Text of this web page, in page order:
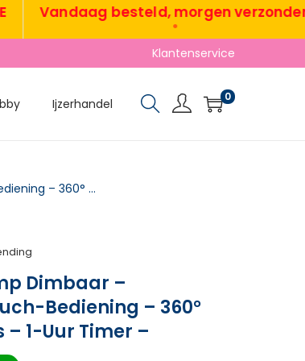
Vandaag besteld, morgen verzonden
Klantenservice
Ijzerhandel 0
TRUUSK LED Staande Lamp Dimbaar – Afstandsbediening & Touch-Bediening – 360° Verstelbare Zwanenhals – 1-Uur Timer –
Dimbaar –
Bediening – 360°
1-Uur Timer –